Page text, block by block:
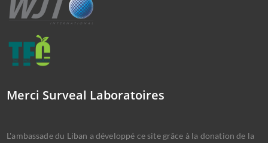
Merci Surveal Laboratoires
L'ambassade du Liban a développé ce site grâce à la donation de la